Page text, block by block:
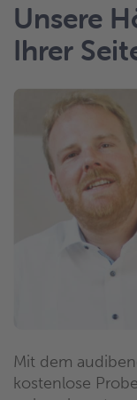
Unsere
Ihrer
Mit dem
kostenlose